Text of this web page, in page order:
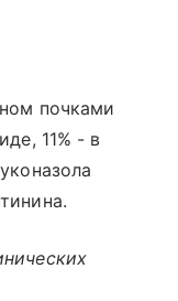
почками
11% - в